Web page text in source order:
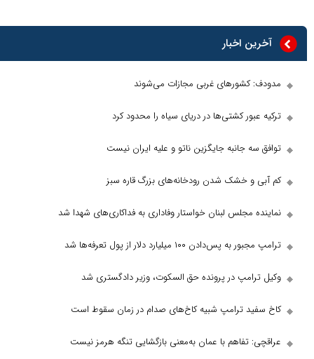
اخبار
غربی مجازات می‌شوند
کشتی‌ها در دریای سیاه را محدود کرد
جانبه جایگزین ناتو و علیه ایران نیست
خشک شدن رودخانه‌های بزرگ قاره سبز
مجلس لبنان خواستار وفاداری به فداکاری‌های شهدا شد
۱۰۰ میلیارد دلار از پول تعرفه‌ها شد
در پرونده حق السکوت، وزیر دادگستری شد
ترامپ شبیه کاخ‌های صدام در زمان سقوط است
تفاهم با عمان به‌معنی بازگشایی تنگه هرمز نیست